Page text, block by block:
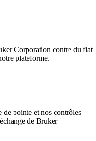
Corporation contre du fiat
plateforme.
de pointe et nos contrôles
de Bruker